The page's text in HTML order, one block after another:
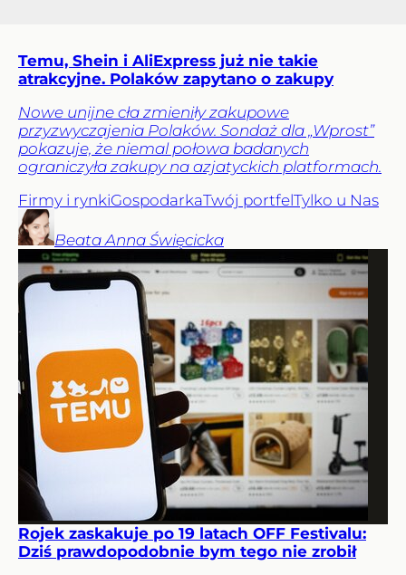
Temu, Shein i AliExpress już nie takie
atrakcyjne. Polaków zapytano o zakupy
Nowe unijne cła zmieniły zakupowe
przyzwyczajenia Polaków. Sondaż dla „Wprost”
pokazuje, że niemal połowa badanych
ograniczyła zakupy na azjatyckich platformach.
Firmy i rynkiGospodarkaTwój portfelTylko u Nas
Beata Anna Święcicka
Rojek zaskakuje po 19 latach OFF Festivalu:
Dziś prawdopodobnie bym tego nie zrobił